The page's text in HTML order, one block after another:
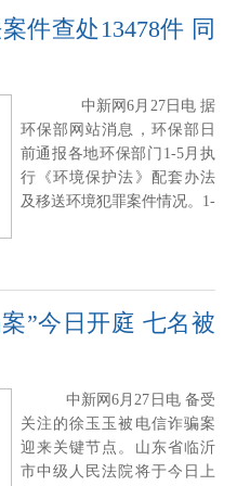
件查处13478件 同
中新网6月27日电 据
环保部网站消息，环保部日
前通报各地环保部门1-5月执
行《环境保护法》配套办法
及移送环境犯罪案件情况。1-
”今日开庭 七名被
中新网6月27日电 备受
关注的徐玉玉被电信诈骗案
迎来关键节点。山东省临沂
市中级人民法院将于今日上